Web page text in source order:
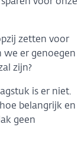
zetten voor
we er genoegen
zijn?
is er niet.
belangrijk en
geen